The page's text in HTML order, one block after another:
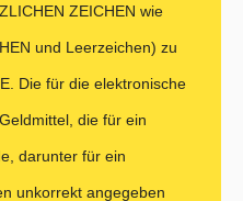
ZEICHEN wie
und Leerzeichen) zu
Die für die elektronische
die für ein
darunter für ein
unkorrekt angegeben